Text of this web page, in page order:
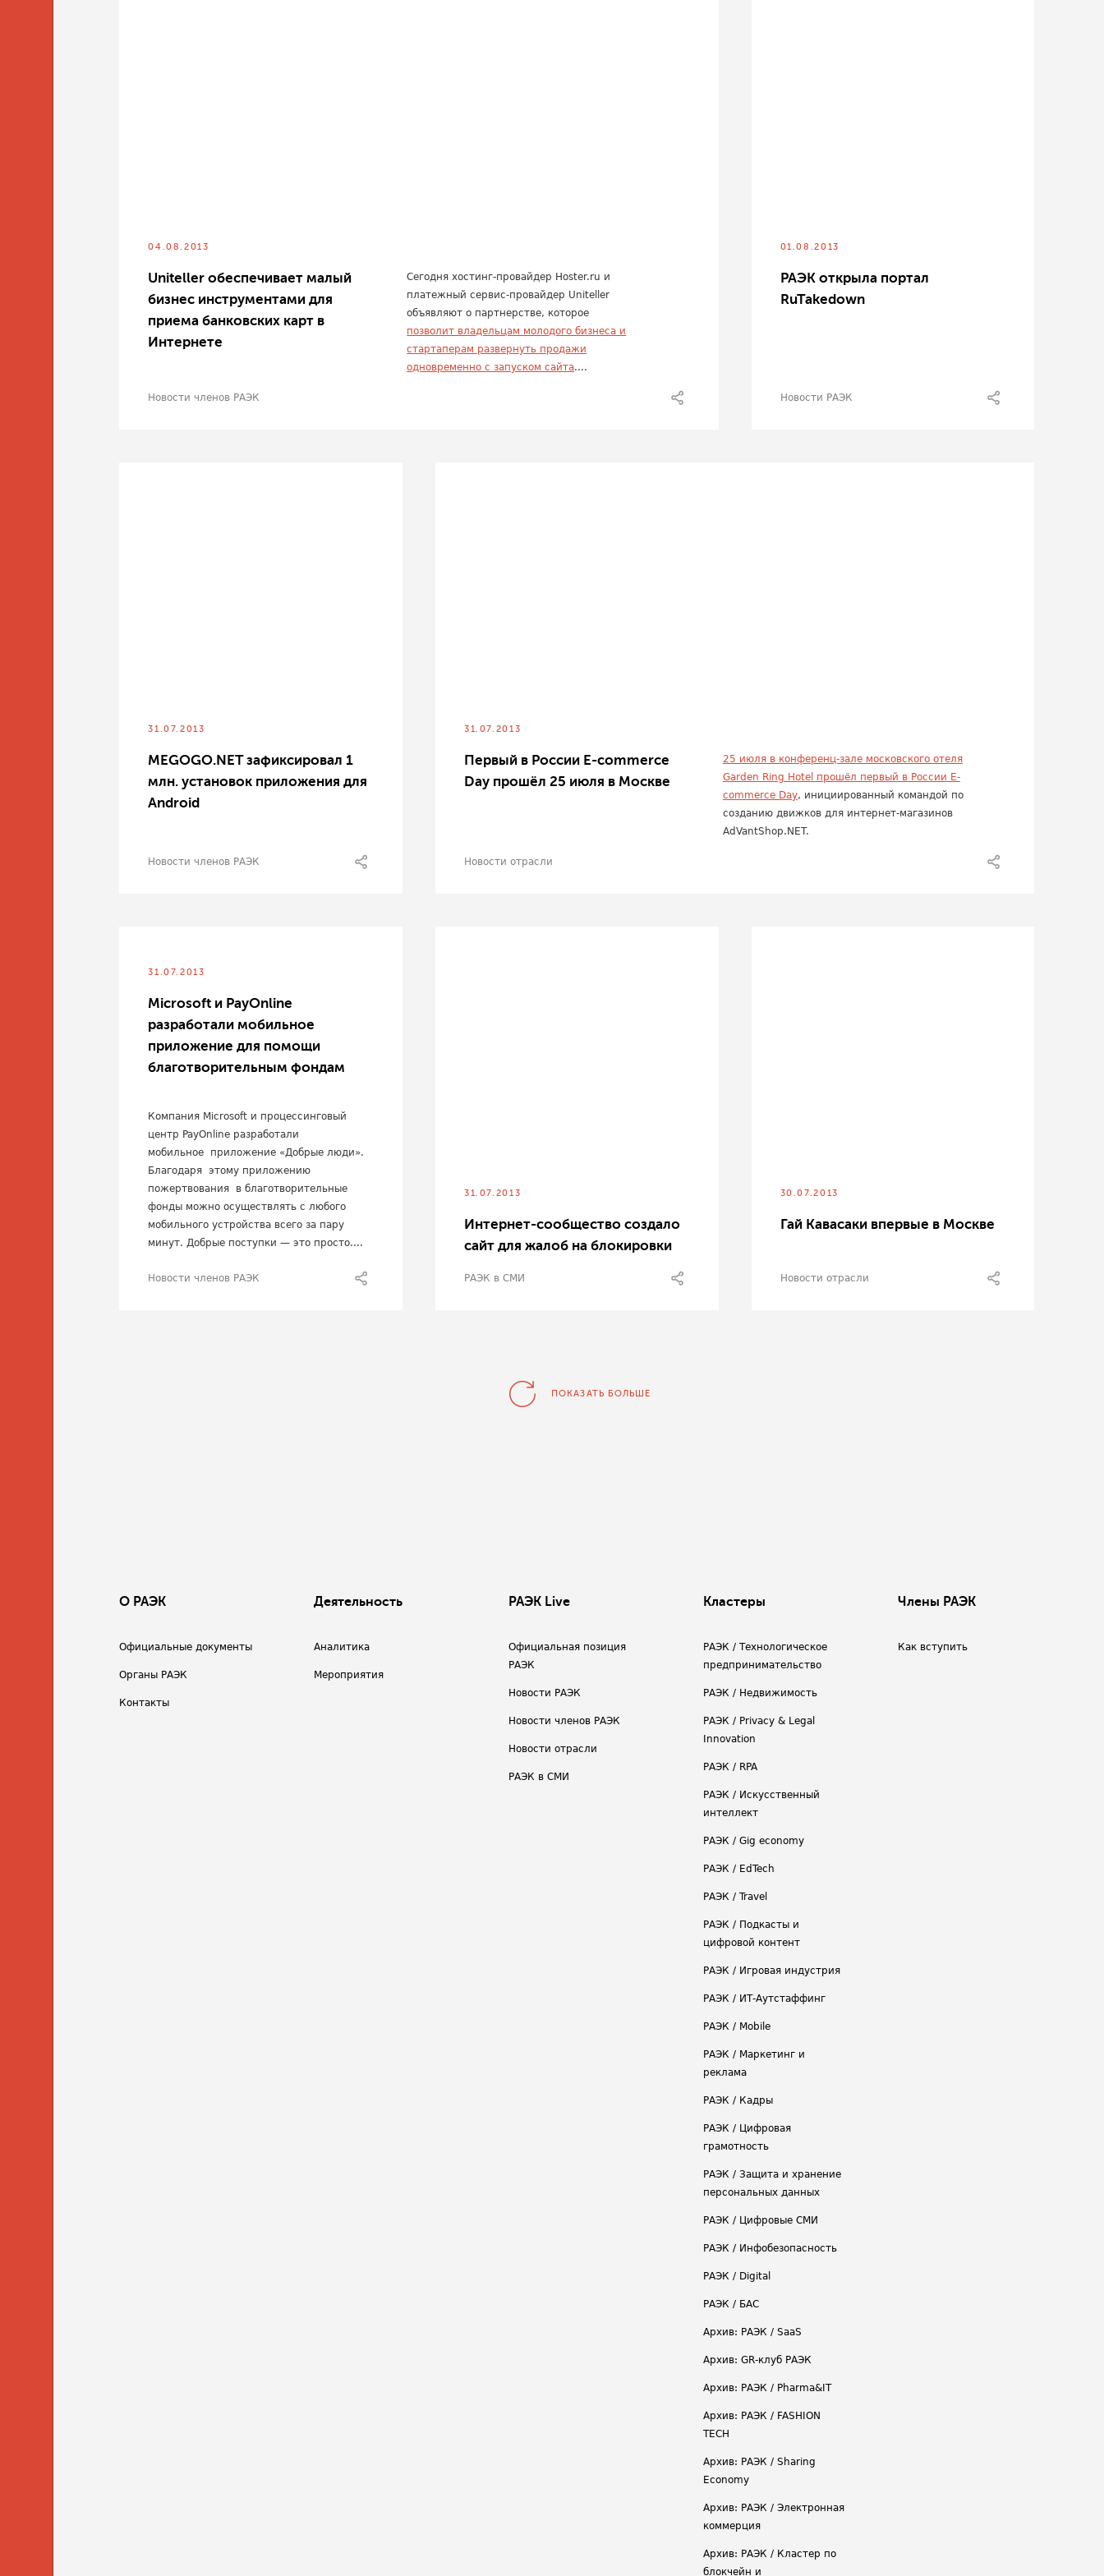
04.08.2013
Uniteller обеспечивает малый
бизнес инструментами для
приема банковских карт в
Интернете
Сегодня хостинг-провайдер Hoster.ru и
платежный сервис-провайдер Uniteller
объявляют о партнерстве, которое
позволит владельцам молодого бизнеса и
стартаперам развернуть продажи
одновременно с запуском сайта....
Новости членов РАЭК
01.08.2013
РАЭК открыла портал
RuTakedown
Новости РАЭК
31.07.2013
MEGOGO.NET зафиксировал 1
млн. установок приложения для
Android
Новости членов РАЭК
31.07.2013
Первый в России E-commerce
Day прошёл 25 июля в Москве
25 июля в конференц-зале московского отеля
Garden Ring Hotel прошёл первый в России E-
commerce Day, инициированный командой по
созданию движков для интернет-магазинов
AdVantShop.NET.
Новости отрасли
31.07.2013
Microsoft и PayOnline
разработали мобильное
приложение для помощи
благотворительным фондам
Компания Microsoft и процессинговый
центр PayOnline разработали
мобильное приложение «Добрые люди».
Благодаря этому приложению
пожертвования в благотворительные
фонды можно осуществлять с любого
мобильного устройства всего за пару
минут. Добрые поступки — это просто....
Новости членов РАЭК
31.07.2013
Интернет-сообщество создало
сайт для жалоб на блокировки
РАЭК в СМИ
30.07.2013
Гай Кавасаки впервые в Москве
Новости отрасли
ПОКАЗАТЬ БОЛЬШЕ
О РАЭК
Официальные документы
Органы РАЭК
Контакты
Деятельность
Аналитика
Мероприятия
РАЭК Live
Официальная позиция
РАЭК
Новости РАЭК
Новости членов РАЭК
Новости отрасли
РАЭК в СМИ
Кластеры
РАЭК / Технологическое
предпринимательство
РАЭК / Недвижимость
РАЭК / Privacy & Legal
Innovation
РАЭК / RPA
РАЭК / Искусственный
интеллект
РАЭК / Gig economy
РАЭК / EdTech
РАЭК / Travel
РАЭК / Подкасты и
цифровой контент
РАЭК / Игровая индустрия
РАЭК / ИТ-Аутстаффинг
РАЭК / Mobile
РАЭК / Маркетинг и
реклама
РАЭК / Кадры
РАЭК / Цифровая
грамотность
РАЭК / Защита и хранение
персональных данных
РАЭК / Цифровые СМИ
РАЭК / Инфобезопасность
РАЭК / Digital
РАЭК / БАС
Архив: РАЭК / SaaS
Архив: GR-клуб РАЭК
Архив: РАЭК / Pharma&IT
Архив: РАЭК / FASHION
TECH
Архив: РАЭК / Sharing
Economy
Архив: РАЭК / Электронная
коммерция
Архив: РАЭК / Кластер по
блокчейн и
Члены РАЭК
Как вступить